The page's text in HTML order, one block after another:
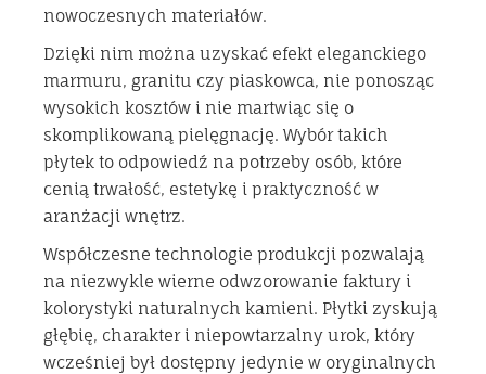
nowoczesnych materiałów.
Dzięki nim można uzyskać efekt eleganckiego
marmuru, granitu czy piaskowca, nie ponosząc
wysokich kosztów i nie martwiąc się o
skomplikowaną pielęgnację. Wybór takich
płytek to odpowiedź na potrzeby osób, które
cenią trwałość, estetykę i praktyczność w
aranżacji wnętrz.
Współczesne technologie produkcji pozwalają
na niezwykle wierne odwzorowanie faktury i
kolorystyki naturalnych kamieni. Płytki zyskują
głębię, charakter i niepowtarzalny urok, który
wcześniej był dostępny jedynie w oryginalnych